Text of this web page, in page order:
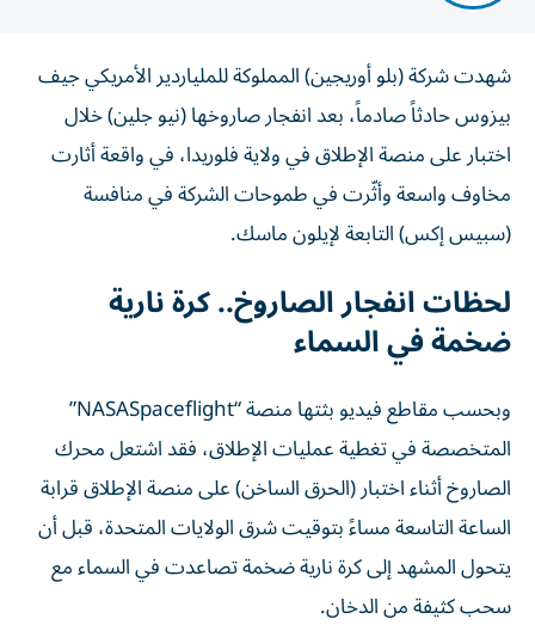
شهدت شركة (بلو أوريجين) المملوكة للملياردير الأمريكي جيف
بيزوس حادثاً صادماً، بعد انفجار صاروخها (نيو جلين) خلال
اختبار على منصة الإطلاق في ولاية فلوريدا، في واقعة أثارت
مخاوف واسعة وأثّرت في طموحات الشركة في منافسة
(سبيس إكس) التابعة لإيلون ماسك.
لحظات انفجار الصاروخ.. كرة نارية
ضخمة في السماء
وبحسب مقاطع فيديو بثتها منصة “NASASpaceflight”
المتخصصة في تغطية عمليات الإطلاق، فقد اشتعل محرك
الصاروخ أثناء اختبار (الحرق الساخن) على منصة الإطلاق قرابة
الساعة التاسعة مساءً بتوقيت شرق الولايات المتحدة، قبل أن
يتحول المشهد إلى كرة نارية ضخمة تصاعدت في السماء مع
سحب كثيفة من الدخان.